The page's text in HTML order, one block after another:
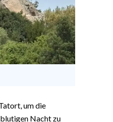
um die
Nacht zu